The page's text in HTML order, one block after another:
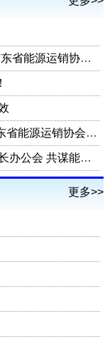
凝心聚力启新程 深耕能源促发展 ——广东省能源运销协会第四届四次理事会圆满召开
以劳动赋能能源，以实干奔赴前程｜广东省能源运销协会祝您五一劳动节快乐
广东省能源运销协会召开2026年轮值会长办公会 共谋能源行业高质量发展
更多>>